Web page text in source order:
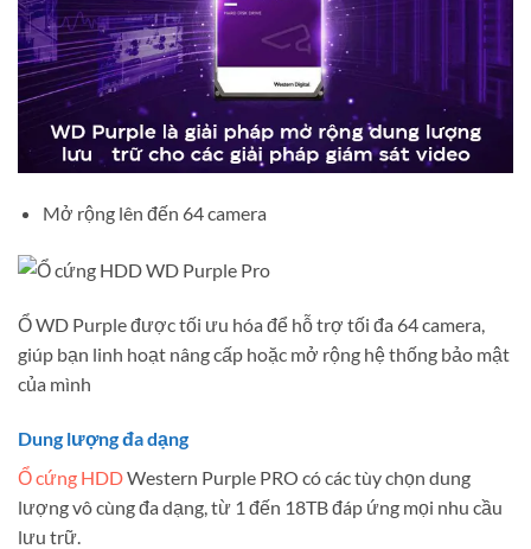
Mở rộng lên đến 64 camera
Ổ WD Purple được tối ưu hóa để hỗ trợ tối đa 64 camera,
giúp bạn linh hoạt nâng cấp hoặc mở rộng hệ thống bảo mật
của mình
Dung lượng đa dạng
Ổ cứng HDDWestern Purple PRO có các tùy chọn dung
lượng vô cùng đa dạng, từ 1 đến 18TB đáp ứng mọi nhu cầu
lưu trữ.